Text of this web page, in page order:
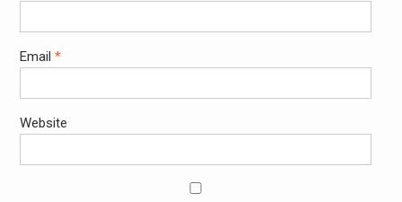
Email *
Website